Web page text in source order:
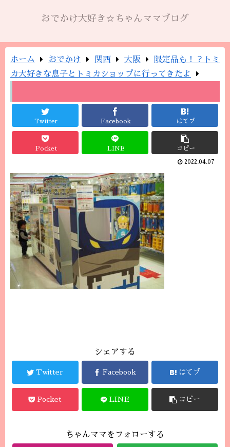
おでかけ大好き☆ちゃんママブログ
ホーム おでかけ 関西 大阪
限定品も！？トミ
カ大好きな息子とトミカショップに行ってきたよ
Twitter Facebook はてブ
Pocket LINE コピー
2022.04.07
シェアする
Twitter Facebook はてブ
Pocket LINE コピー
ちゃんママをフォローする